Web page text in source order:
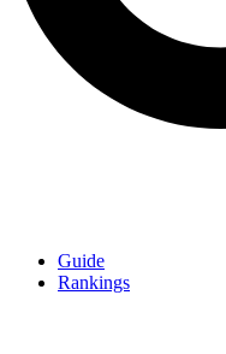
Guide
Rankings